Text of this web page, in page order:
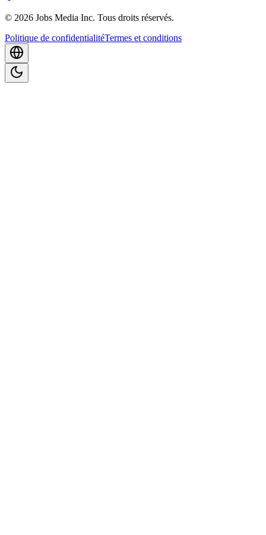
© 2026 Jobs Media Inc. Tous droits réservés.
Politique de confidentialitéTermes et conditions